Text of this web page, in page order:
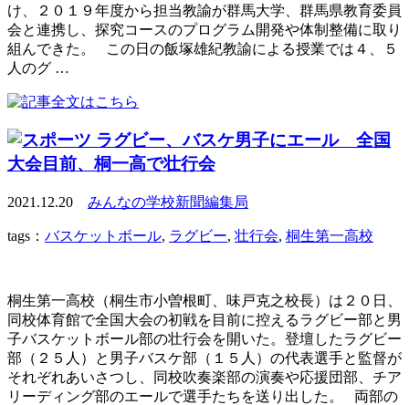
け、２０１９年度から担当教諭が群馬大学、群馬県教育委員
会と連携し、探究コースのプログラム開発や体制整備に取り
組んできた。 この日の飯塚雄紀教諭による授業では４、５
人のグ …
ラグビー、バスケ男子にエール 全国
大会目前、桐一高で壮行会
2021.12.20 みんなの学校新聞編集局
tags： バスケットボール, ラグビー, 壮行会, 桐生第一高校
桐生第一高校（桐生市小曽根町、味戸克之校長）は２０日、
同校体育館で全国大会の初戦を目前に控えるラグビー部と男
子バスケットボール部の壮行会を開いた。登壇したラグビー
部（２５人）と男子バスケ部（１５人）の代表選手と監督が
それぞれあいさつし、同校吹奏楽部の演奏や応援団部、チア
リーディング部のエールで選手たちを送り出した。 両部の